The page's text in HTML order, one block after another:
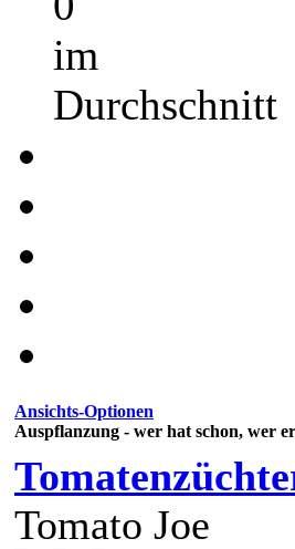
im
Durchschnitt
Ansichts-Optionen
Auspflanzung - wer hat schon, wer
Tomato Joe